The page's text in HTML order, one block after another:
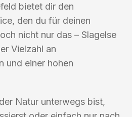
bietet dir den
den du für deinen
nicht nur das – Slagelse
Vielzahl an
und einer hohen
Natur unterwegs bist,